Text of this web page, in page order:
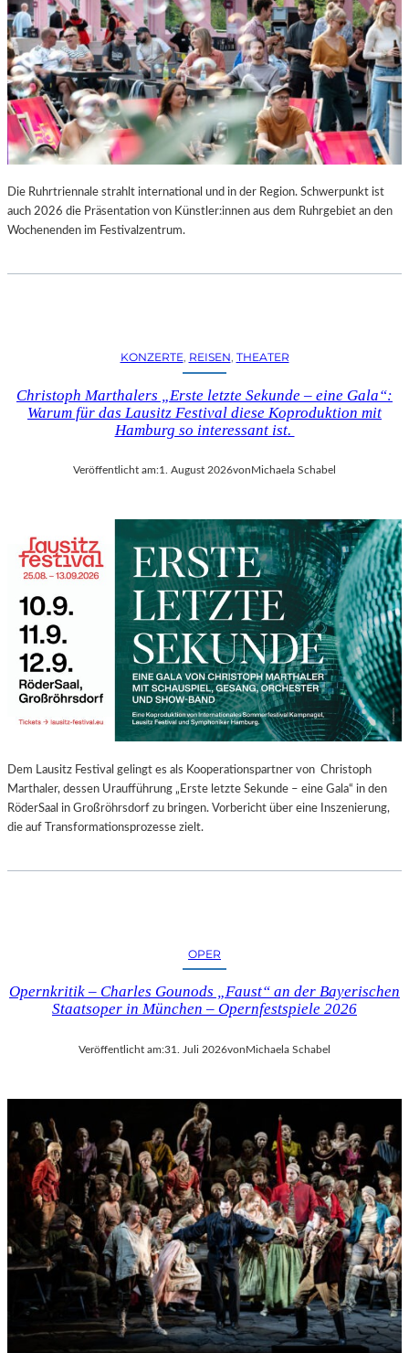
Die Ruhrtriennale strahlt international und in der Region. Schwerpunkt ist
auch 2026 die Präsentation von Künstler:innen aus dem Ruhrgebiet an den
Wochenenden im Festivalzentrum.
KONZERTE, REISEN, THEATER
Christoph Marthalers „Erste letzte Sekunde – eine Gala“:
Warum für das Lausitz Festival diese Koproduktion mit
Hamburg so interessant ist.
Veröffentlicht am:1. August 2026von Michaela Schabel
Dem Lausitz Festival gelingt es als Kooperationspartner von Christoph
Marthaler, dessen Uraufführung „Erste letzte Sekunde – eine Gala“ in den
RöderSaal in Großröhrsdorf zu bringen. Vorbericht über eine Inszenierung,
die auf Transformationsprozesse zielt.
OPER
Opernkritik – Charles Gounods „Faust“ an der Bayerischen
Staatsoper in München – Opernfestspiele 2026
Veröffentlicht am:31. Juli 2026vonMichaela Schabel